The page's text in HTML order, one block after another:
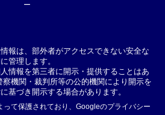
ー
報は、部外者がアクセスできない安全な
管理します。
情報を第三者に開示・提供することはあ
察機関・裁判所等の公的機関により開示を
基づき開示する場合があります。
って保護されており、Googleのプライバシー